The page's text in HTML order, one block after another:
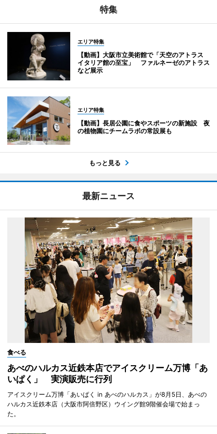
特集
エリア特集
【動画】大阪市立美術館で「天空のアトラス
イタリア館の至宝」 ファルネーゼのアトラス
など展示
エリア特集
【動画】長居公園に食やスポーツの新施設 夜
の植物園にチームラボの常設展も
もっと見る
最新ニュース
食べる
あべのハルカス近鉄本店でアイスクリーム万博「あ
いぱく」 実演販売に行列
アイスクリーム万博「あいぱく in あべのハルカス」が8月5日、あべの
ハルカス近鉄本店（大阪市阿倍野区）ウイング館9階催会場で始まっ
た。